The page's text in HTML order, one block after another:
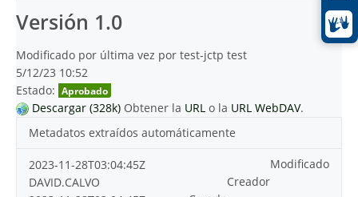
Versión 1.0
Modificado por última vez por test-jctp test
5/12/23 10:52
Estado: Aprobado
Descargar (328k) Obtener la URL o la URL WebDAV.
Metadatos extraídos automáticamente
Modificado
2023-11-28T03:04:45Z
Creador
DAVID.CALVO